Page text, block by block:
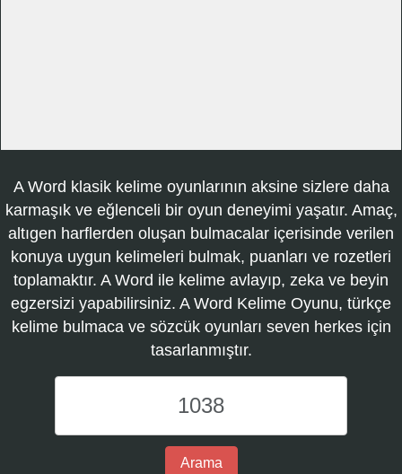
A Word klasik kelime oyunlarının aksine sizlere daha
karmaşık ve eğlenceli bir oyun deneyimi yaşatır. Amaç,
altıgen harflerden oluşan bulmacalar içerisinde verilen
konuya uygun kelimeleri bulmak, puanları ve rozetleri
toplamaktır. A Word ile kelime avlayıp, zeka ve beyin
egzersizi yapabilirsiniz. A Word Kelime Oyunu, türkçe
kelime bulmaca ve sözcük oyunları seven herkes için
tasarlanmıştır.
Word
Kelime
Oyunu
Arama